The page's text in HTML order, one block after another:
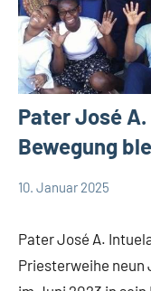
Pater José
Bewegung
10. Januar 2025
Pater José A.
Priesterweihe neun